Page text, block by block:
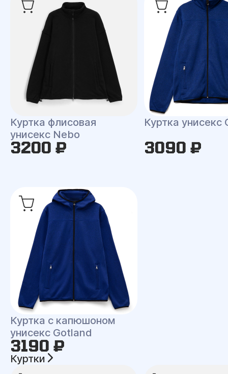
Куртка флисовая
унисекс Nebo
3200 ₽
Куртка унисекс
3090 ₽
Куртка с капюшоном
унисекс Gotland
3190 ₽
Куртки